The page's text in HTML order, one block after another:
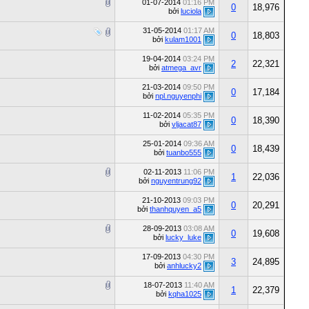
01-07-2014 01:16 PM
bởi luciola 0 18,976
31-05-2014 01:17 AM
bởi kulam1001 0 18,803
19-04-2014 03:24 PM
bởi atmega_avr 2 22,321
21-03-2014 09:50 PM
bởi npl.nguyenphi 0 17,184
11-02-2014 05:35 PM
bởi vljacat87 0 18,390
25-01-2014 09:36 AM
bởi tuanbo555 0 18,439
02-11-2013 11:06 PM
bởi nguyentrung92 1 22,036
21-10-2013 09:03 PM
bởi thanhquyen_a5 0 20,291
28-09-2013 03:08 AM
bởi lucky_luke 0 19,608
17-09-2013 04:30 PM
bởi anhlucky2 3 24,895
18-07-2013 11:40 AM
bởi kqha1025 1 22,379